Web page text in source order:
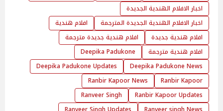
اخبار الافلام الهندية الجديدة
اخبار الافلام الهندية الجديدة المترجمة
افلام هندية
افلام هندية جديدة
افلام هندية جديدة مترجمة
افلام هندية مترجمة
Deepika Padukone
Deepika Padukone News
Deepika Padukone Updates
Ranbir Kapoor
Ranbir Kapoor News
Ranbir Kapoor Updates
Ranveer Singh